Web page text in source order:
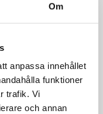
Om
anpassa innehållet
funktioner
trafik. Vi
och annan